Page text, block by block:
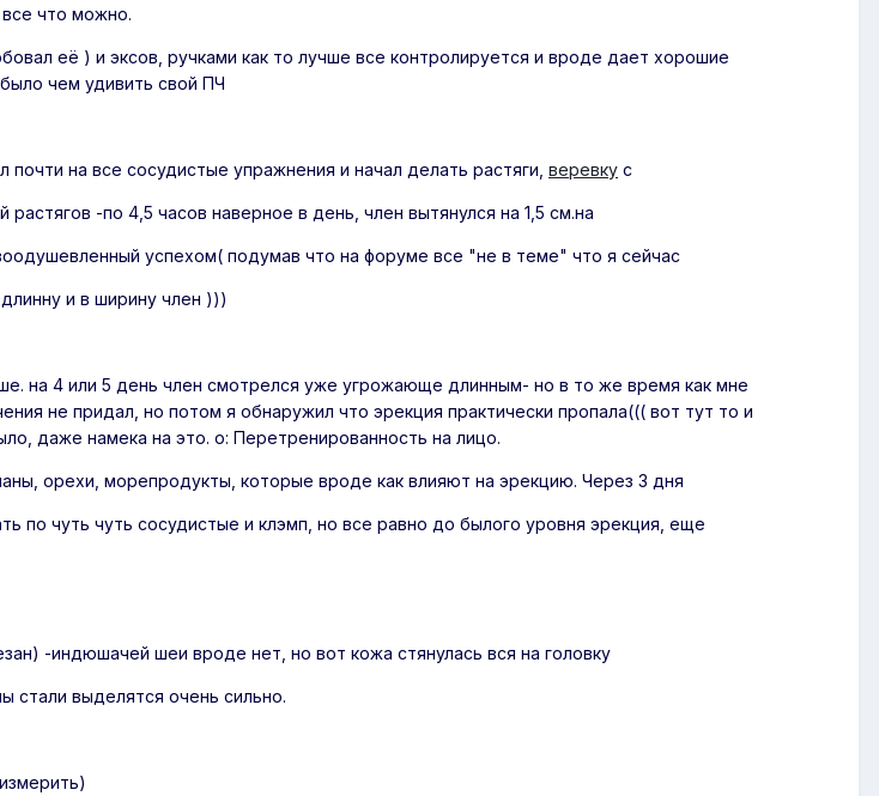
что можно.
её ) и эксов, ручками как то лучше все контролируется и вроде дает хорошие
чем удивить свой ПЧ
на все сосудистые упражнения и начал делать растяги, веревку с
-по 4,5 часов наверное в день, член вытянулся на 1,5 см.на
успехом( подумав что на форуме все "не в теме" что я сейчас
и в ширину член )))
на 4 или 5 день член смотрелся уже угрожающе длинным- но в то же время как мне
не придал, но потом я обнаружил что эрекция практически пропала((( вот тут то и
даже намека на это. o: Перетренированность на лицо.
орехи, морепродукты, которые вроде как влияют на эрекцию. Через 3 дня
по чуть чуть сосудистые и клэмп, но все равно до былого уровня эрекция, еще
-индюшачей шеи вроде нет, но вот кожа стянулась вся на головку
стали выделятся очень сильно.